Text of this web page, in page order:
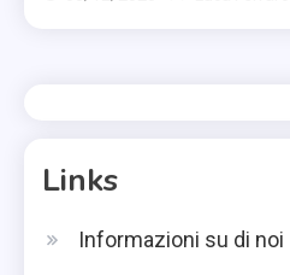
Links
Informazioni su di noi